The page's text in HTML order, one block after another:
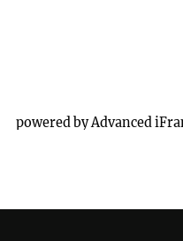
powered by Advanced